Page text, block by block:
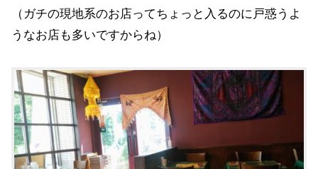
（ガチの現地系のお店ってちょっと入るのに戸惑うよ
うなお店も多いですからね）